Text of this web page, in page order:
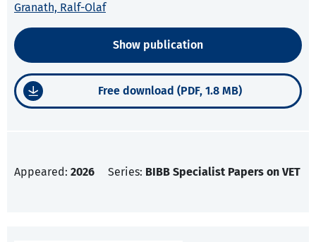
Granath, Ralf-Olaf
Show publication
Free download (PDF, 1.8 MB)
Appeared: 2026 Series: BIBB Specialist Papers on VET